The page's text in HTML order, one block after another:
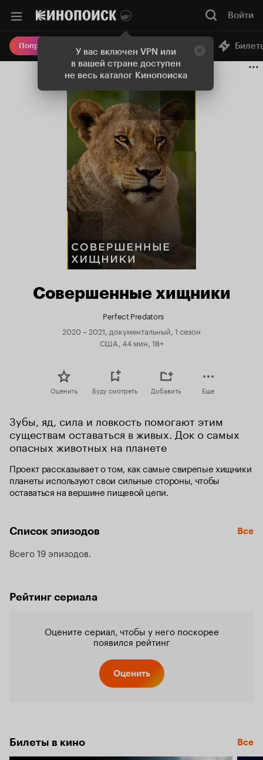
У вас включен VPN или
в вашей стране доступен
не весь каталог Кинопоиска
Войти
Попробовать Плюс Онлайн-кинотеатр
Совершенные хищники
Perfect Predators
2020 – 2021, документальный, 1 сезон
США, 44 мин, 18+
Оценить Буду смотреть Добавить Еще
Зубы, яд, сила и ловкость помогают этим
существам оставаться в живых. Док о самых
опасных животных на планете
Проект рассказывает о том, как самые свирепые хищники
планеты используют свои сильные стороны, чтобы
оставаться на вершине пищевой цепи.
Список эпизодов Все
Всего 19 эпизодов
Рейтинг сериала
Оцените сериал, чтобы у него поскорее
появился рейтинг
Оценить
Билеты в кино Все